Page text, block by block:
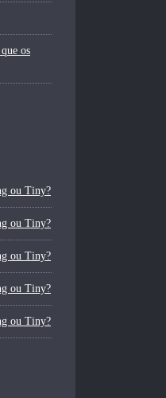
os
ou Tiny?
ou Tiny?
ou Tiny?
ou Tiny?
ou Tiny?